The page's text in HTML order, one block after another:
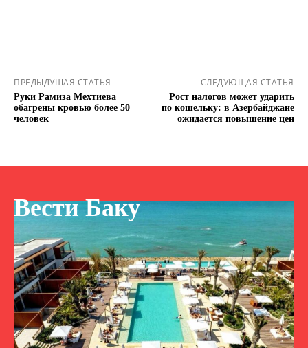
ПРЕДЫДУЩАЯ СТАТЬЯ
Руки Рамиза Мехтиева
обагрены кровью более 50
человек
СЛЕДУЮЩАЯ СТАТЬЯ
Рост налогов может ударить
по кошельку: в Азербайджане
ожидается повышение цен
Вести Баку